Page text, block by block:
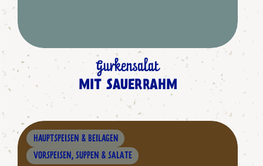
Gurkensalat
MIT SAUERRAHM
HAUPTSPEISEN & BEILAGEN
VORSPEISEN, SUPPEN & SALATE